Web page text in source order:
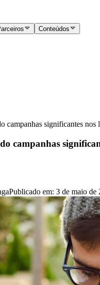
Conteúdos
campanhas significantes nos
campanhas
Publicado em: 3 de maio de